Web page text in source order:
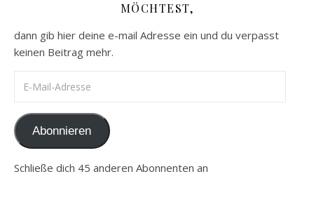
MÖCHTEST,
dann gib hier deine e-mail Adresse ein und du verpasst
keinen Beitrag mehr.
Abonnieren
Schließe dich 45 anderen Abonnenten an